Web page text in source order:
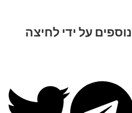
על ידי לחיצה